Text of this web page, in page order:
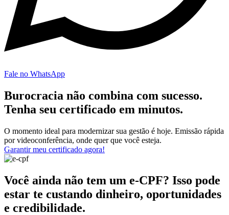
Fale no WhatsApp
Burocracia não combina com sucesso.
Tenha seu certificado em minutos.
O momento ideal para modernizar sua gestão é hoje. Emissão rápida
por videoconferência, onde quer que você esteja.
Garantir meu certificado agora!
Você ainda não tem um e-CPF? Isso pode
estar te custando dinheiro, oportunidades
e credibilidade.